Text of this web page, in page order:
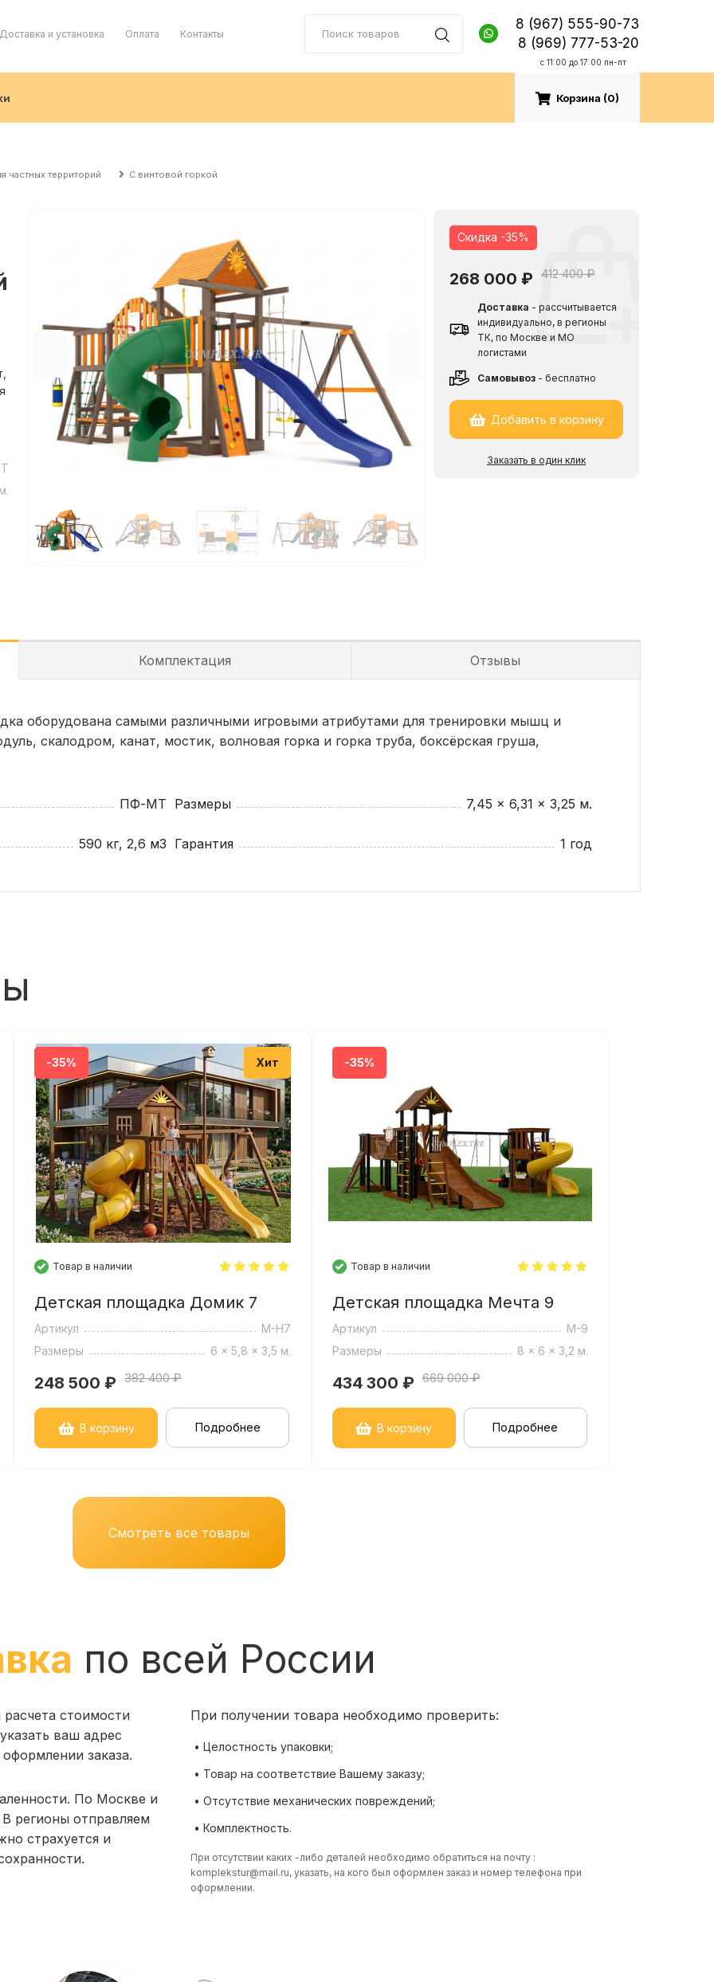
Доставка и установка Оплата Контакты
8 (967) 555-90-73
8 (969) 777-53-20
c 11:00 до 17:00 пн-пт
Корзина (0)
частных территорий С винтовой горкой
Скидка -35%
268 000 ₽ 412 400 ₽
Доставка - рассчитывается
индивидуально, в регионы
ТК, по Москве и МО
логистами
Cамовывоз - бесплатно
Добавить в корзину
Заказать в один клик
Комплектация Отзывы
оборудована самыми различными игровыми атрибутами для тренировки мышц и
скалодром, канат, мостик, волновая горка и горка труба, боксёрская груша,
ПФ-МТ Размеры 7,45 x 6,31 x 3,25 м.
590 кг, 2,6 м3 Гарантия 1 год
бруса 90х90;
отдельно по желанию клиента.
менять цвет отдельных элементов, в зависимости от наличия палитры пропиток на
-35% Хит
Товар в наличии
Детская площадка Домик 7
Артикул
M-H7
Размеры
6 x 5,8 x 3,5 м.
248 500 ₽ 382 400 ₽
В корзину Подробнее
-35%
Товар в наличии
Детская площадка Мечта 9
Артикул
М-9
Размеры
8 x 6 x 3,2 м.
434 300 ₽ 669 000 ₽
В корзину Подробнее
Смотреть все товары
по всей России
стоимости
ваш адрес
заказа.
По Москве и
регионы отправляем
страхуется и
При получении товара необходимо проверить:
• Целостность упаковки;
• Товар на соответствие Вашему заказу;
• Отсутствие механических повреждений;
• Комплектность.
При отсутствии каких -либо деталей необходимо обратиться на почту :
komplekstur@mail.ru, указать, на кого был оформлен заказ и номер телефона при
оформлении.